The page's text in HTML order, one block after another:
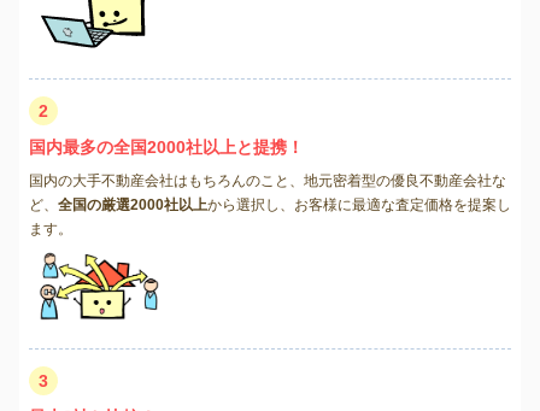
2
国内最多の全国2000社以上と提携！
国内の大手不動産会社はもちろんのこと、地元密着型の優良不動産会社な
ど、 全国の厳選2000社以上から選択し、お客様に最適な査定価格を提案し
ます。
3